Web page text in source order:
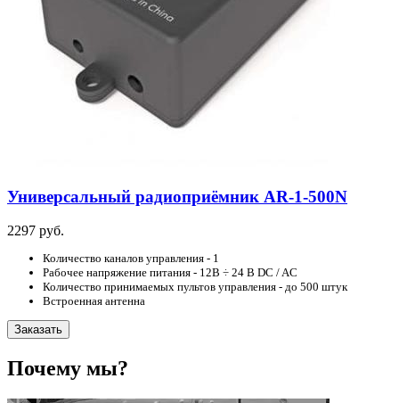
Универсальный радиоприёмник AR-1-500N
2297 руб.
Количество каналов управления - 1
Рабочее напряжение питания - 12В ÷ 24 В DC / AC
Количество принимаемых пультов управления - до 500 штук
Встроенная антенна
Заказать
Почему мы?